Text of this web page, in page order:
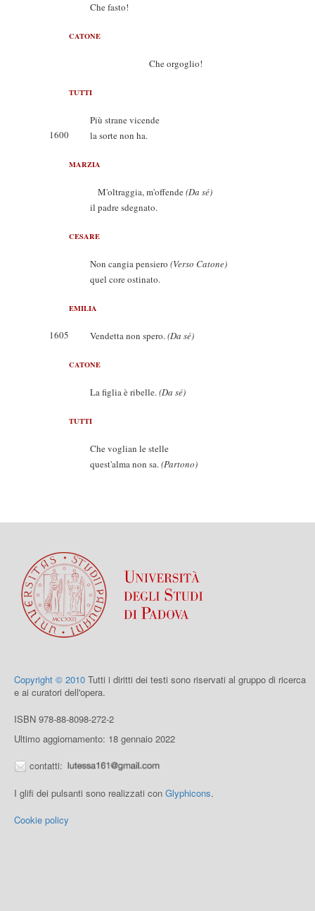
Che fasto!
CATONE
Che orgoglio!
TUTTI
Più strane vicende
1600
la sorte non ha.
MARZIA
M'oltraggia, m'offende(Da sé)
il padre sdegnato.
CESARE
Non cangia pensiero (Verso Catone)
quel core ostinato.
EMILIA
1605 Vendetta non spero.(Da sé)
CATONE
La figlia è ribelle.(Da sé)
TUTTI
Che voglian le stelle
quest'alma non sa.(Partono)
Copyright © 2010 Tutti i diritti dei testi sono riservati al gruppo di ricerca
e ai curatori dell'opera.
ISBN 978-88-8098-272-2
Ultimo aggiornamento: 18 gennaio 2022
contatti:
I glifi dei pulsanti sono realizzati con Glyphicons.
Cookie policy